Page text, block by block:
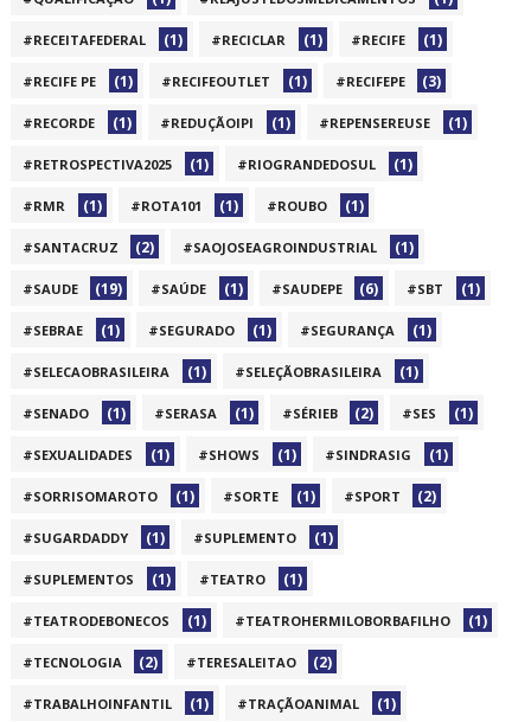
#RECEITAFEDERAL (1) #RECICLAR (1) #RECIFE (1)
#RECIFE PE (1) #RECIFEOUTLET (1) #RECIFEPE (3)
#RECORDE (1) #REDUÇÃOIPI (1) #REPENSEREUSE (1)
#RETROSPECTIVA2025 (1) #RIOGRANDEDOSUL (1)
#RMR (1) #ROTA101 (1) #ROUBO (1)
#SANTACRUZ (2) #SAOJOSEAGROINDUSTRIAL (1)
#SAUDE (19) #SAÚDE (1) #SAUDEPE (6) #SBT (1)
#SEBRAE (1) #SEGURADO (1) #SEGURANÇA (1)
#SELECAOBRASILEIRA (1) #SELEÇÃOBRASILEIRA (1)
#SENADO (1) #SERASA (1) #SÉRIEB (2) #SES (1)
#SEXUALIDADES (1) #SHOWS (1) #SINDRASIG (1)
#SORRISOMAROTO (1) #SORTE (1) #SPORT (2)
#SUGARDADDY (1) #SUPLEMENTO (1)
#SUPLEMENTOS (1) #TEATRO (1)
#TEATRODEBONECOS (1) #TEATROHERMILOBORBAFILHO (1)
#TECNOLOGIA (2) #TERESALEITAO (2)
#TRABALHOINFANTIL (1) #TRAÇÃOANIMAL (1)